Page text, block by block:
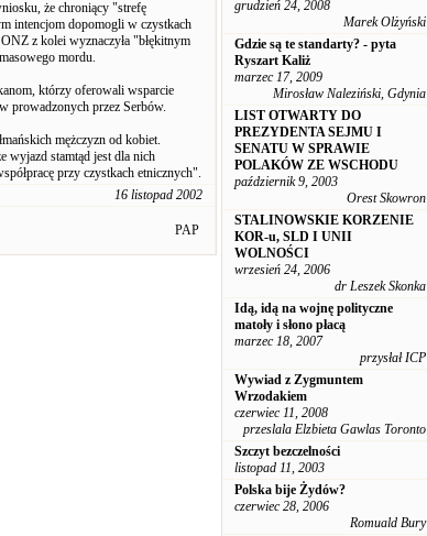
że chroniący "strefę
intencjom dopomogli w czystkach
z kolei wyznaczyła "błękitnym
mordu.
którzy oferowali wsparcie
prowadzonych przez Serbów.
mężczyzn od kobiet.
wyjazd stamtąd jest dla nich
przy czystkach etnicznych".
16 listopad 2002
PAP
grudzień 24, 2008
Marek Olżyński
Gdzie są te standarty? - pyta
Ryszart Kaliż
marzec 17, 2009
Mirosław Naleziński, Gdynia
LIST OTWARTY DO
PREZYDENTA SEJMU I
SENATU W SPRAWIE
POLAKÓW ZE WSCHODU
październik 9, 2003
Orest Skowron
STALINOWSKIE KORZENIE
KOR-u, SLD I UNII
WOLNOŚCI
wrzesień 24, 2006
dr Leszek Skonka
Idą, idą na wojnę polityczne
matoły i słono płacą
marzec 18, 2007
przysłał ICP
Wywiad z Zygmuntem
Wrzodakiem
czerwiec 11, 2008
przeslala Elzbieta Gawlas Toronto
Szczyt bezczelności
listopad 11, 2003
Polska bije Żydów?
czerwiec 28, 2006
Romuald Bury